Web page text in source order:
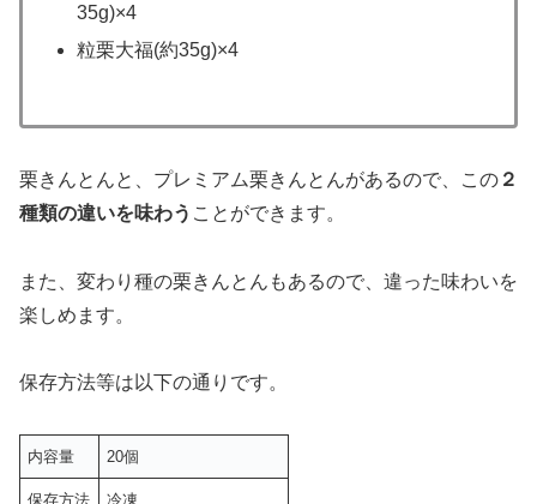
35g)×4
粒栗大福(約35g)×4
栗きんとんと、プレミアム栗きんとんがあるので、この ２
種類の違いを味わう ことができます。
また、変わり種の栗きんとんもあるので、違った味わいを
楽しめます。
保存方法等は以下の通りです。
内容量 20個
保存方法 冷凍